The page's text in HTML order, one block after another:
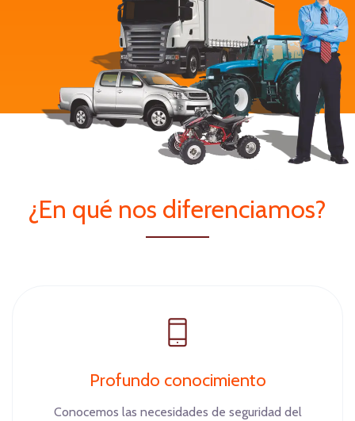
¿En qué nos diferenciamos?
Profundo conocimiento
Conocemos las necesidades de seguridad del